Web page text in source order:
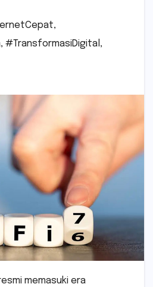
,
, #TransformasiDigital ,
memasuki era